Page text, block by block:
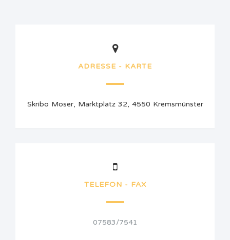
ADRESSE - KARTE
Skribo Moser, Marktplatz 32, 4550 Kremsmünster
TELEFON - FAX
07583/7541